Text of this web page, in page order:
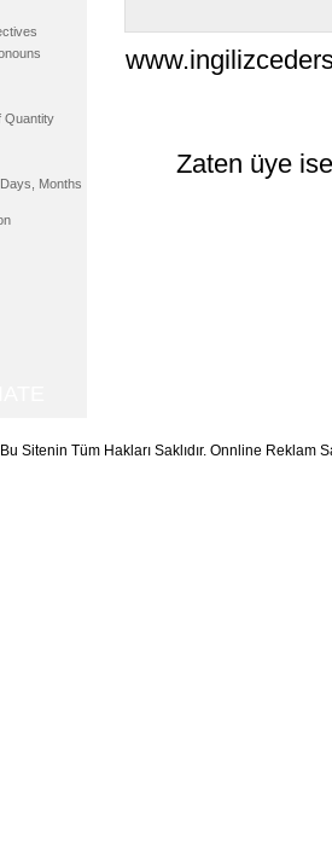
Quantity
Months
Zaten üye
Bu Sitenin Tüm Hakları Saklıdır. Onnline